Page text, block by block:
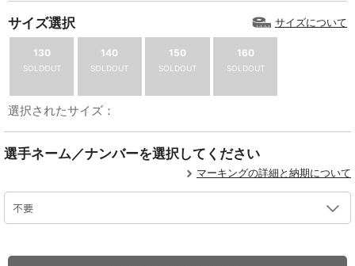
サイズ選択 サイズについて
130
SOLDOUT
140
SOLDOUT
150
SOLDOUT
160
SOLDOUT
選択されたサイズ：
選手ネーム／ナンバーを選択してください
マーキングの詳細と納期について